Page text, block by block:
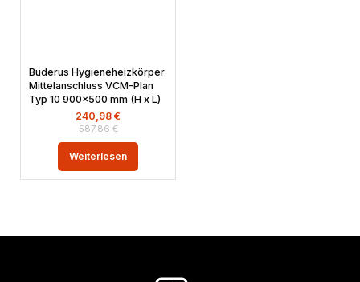
Buderus Hygieneheizkörper
Mittelanschluss VCM-Plan
Typ 10 900×500 mm (H x L)
587,86€
240,98 €
Weiterlesen